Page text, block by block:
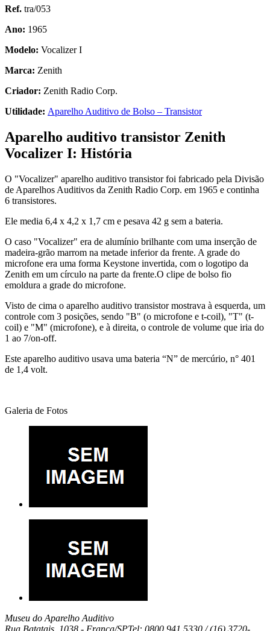
Ref. tra/053
Ano: 1965
Modelo: Vocalizer I
Marca: Zenith
Criador: Zenith Radio Corp.
Utilidade: Aparelho Auditivo de Bolso – Transistor
Aparelho auditivo transistor Zenith
Vocalizer I: História
O "Vocalizer" aparelho auditivo transistor foi fabricado pela Divisão
de Aparelhos Auditivos da Zenith Radio Corp. em 1965 e continha
6 transistores.
Ele media 6,4 x 4,2 x 1,7 cm e pesava 42 g sem a bateria.
O caso "Vocalizer" era de alumínio brilhante com uma inserção de
madeira-grão marrom na metade inferior da frente. A grade do
microfone era uma forma Keystone invertida, com o logotipo da
Zenith em um círculo na parte da frente.O clipe de bolso fio
emoldura a grade do microfone.
Visto de cima o aparelho auditivo transistor mostrava à esquerda, um
controle com 3 posições, sendo "B" (o microfone e t-coil), "T" (t-
coil) e "M" (microfone), e à direita, o controle de volume que iria do
1 ao 7/on-off.
Este aparelho auditivo usava uma bateria “N” de mercúrio, n° 401
de 1,4 volt.
Galeria de Fotos
Museu do Aparelho Auditivo